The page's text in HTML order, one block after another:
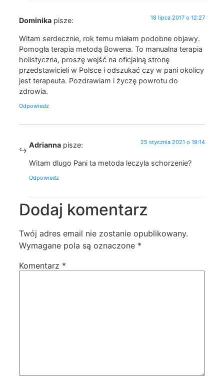
Dominika pisze: 18 lipca 2017 o 12:27
Witam serdecznie, rok temu miałam podobne objawy.
Pomogła terapia metodą Bowena. To manualna terapia
holistyczna, proszę wejść na oficjalną stronę
przedstawicieli w Polsce i odszukać czy w pani okolicy
jest terapeuta. Pozdrawiam i życzę powrotu do
zdrowia.
Odpowiedz
Adrianna pisze: 25 stycznia 2021 o 19:14
Witam dlugo Pani ta metoda leczyla schorzenie?
Odpowiedz
Dodaj komentarz
Twój adres email nie zostanie opublikowany.
Wymagane pola są oznaczone *
Komentarz *